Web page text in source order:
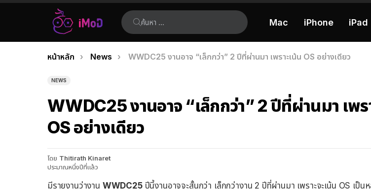
ค้นหา:
Mac iPhone iPad
เรื่อง
ล่าสุด
คุณอยู่ที่นี่:
หน้าหลัก News WWDC25 งานอาจ “เล็กกว่า” 2 ปีที่ผ่านมา เพราะเน้น OS อย่างเดียว
NEWS
WWDC25 งานอาจ “เล็กกว่า” 2 ปีที่ผ่านมา เพร
OS อย่างเดียว
โดย Thitirath Kinaret
ประมาณหนึ่งปีที่แล้ว
มีรายงานว่างาน WWDC25ปีนี้งานอาจจะสั้นกว่า เล็กกว่างาน 2 ปีที่ผ่านมา เพราะจะเน้น OS เป็น